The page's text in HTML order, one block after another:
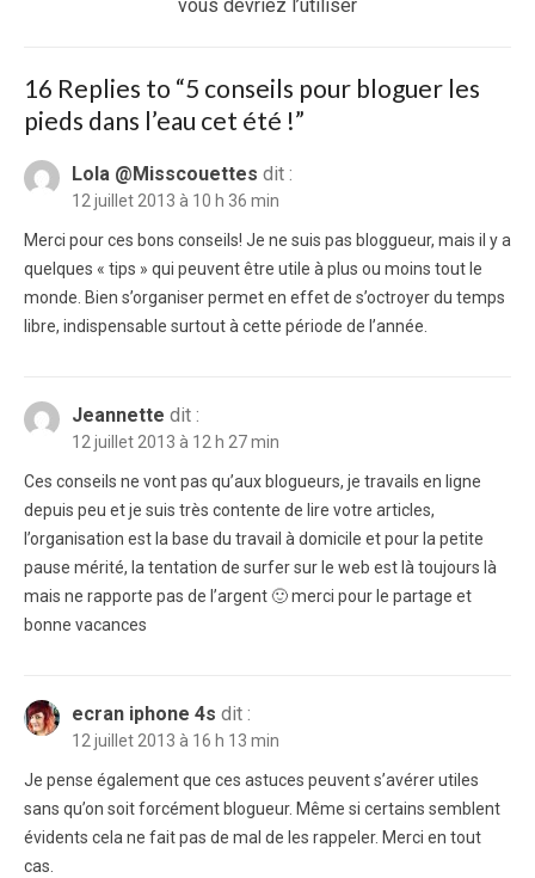
vous devriez l’utiliser
16 Replies to “5 conseils pour bloguer les
pieds dans l’eau cet été !”
Lola @Misscouettes dit :
12 juillet 2013 à 10 h 36 min
Merci pour ces bons conseils! Je ne suis pas bloggueur, mais il y a
quelques « tips » qui peuvent être utile à plus ou moins tout le
monde. Bien s’organiser permet en effet de s’octroyer du temps
libre, indispensable surtout à cette période de l’année.
Jeannette dit :
12 juillet 2013 à 12 h 27 min
Ces conseils ne vont pas qu’aux blogueurs, je travails en ligne
depuis peu et je suis très contente de lire votre articles,
l’organisation est la base du travail à domicile et pour la petite
pause mérité, la tentation de surfer sur le web est là toujours là
mais ne rapporte pas de l’argent 🙂 merci pour le partage et
bonne vacances
ecran iphone 4s dit :
12 juillet 2013 à 16 h 13 min
Je pense également que ces astuces peuvent s’avérer utiles
sans qu’on soit forcément blogueur. Même si certains semblent
évidents cela ne fait pas de mal de les rappeler. Merci en tout
cas.